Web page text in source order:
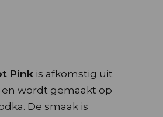
Pink is afkomstig uit
wordt gemaakt op
De smaak is